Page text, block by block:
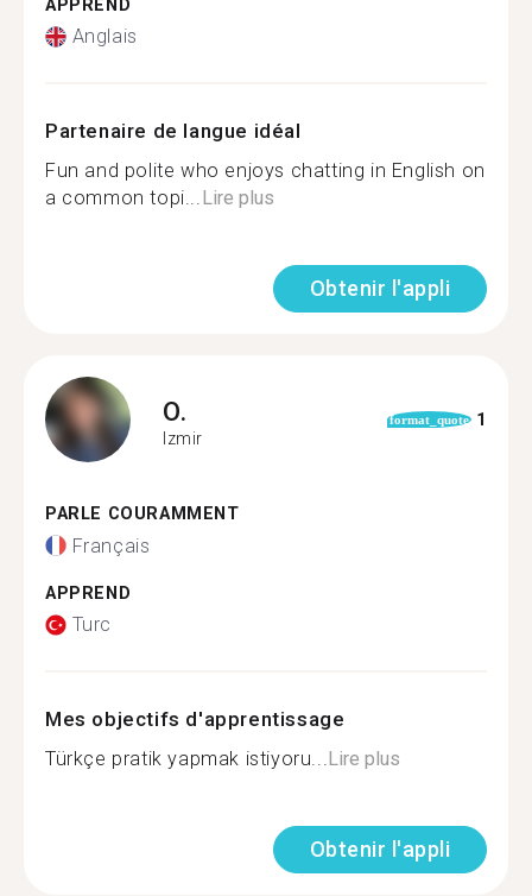
APPREND
Anglais
Partenaire de langue idéal
Fun and polite who enjoys chatting in English on
a common topi...Lire plus
Obtenir l'appli
O.
Izmir
format_quote 1
PARLE COURAMMENT
Français
APPREND
Turc
Mes objectifs d'apprentissage
Türkçe pratik yapmak istiyoru...Lire plus
Obtenir l'appli